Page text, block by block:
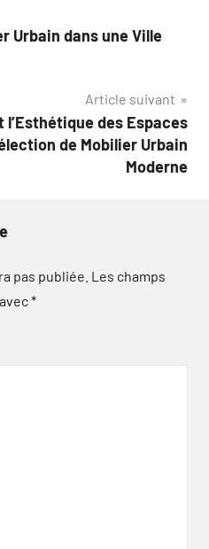
Urbain dans une Ville
Article suivant
l’Esthétique des Espaces
de Mobilier Urbain
Moderne
pas publiée. Les champs
*